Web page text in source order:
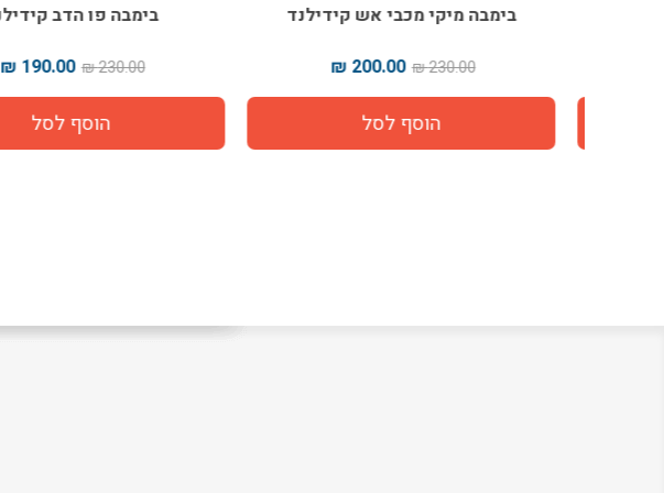
בימבה מיקי מכבי אש קידילנד
230.00 ₪
200.00 ₪
בימבה פו הדב קידילנד
230.00 ₪
190.00 ₪